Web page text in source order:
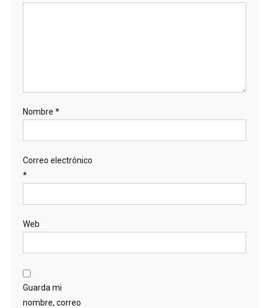
Nombre *
Correo electrónico
*
Web
Guarda mi
nombre, correo